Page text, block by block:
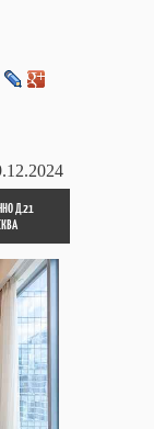
Д.21